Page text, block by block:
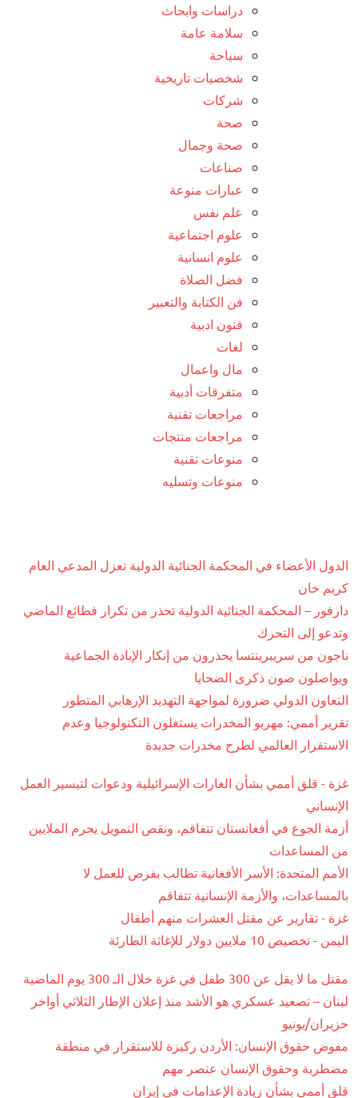
دراسات وابحاث
سلامة عامة
سياحة
شخصيات تاريخية
شركات
صحة
صحة وجمال
صناعات
عبارات منوعة
علم نفس
علوم اجتماعية
علوم انسانية
فضل الصلاة
فن الكتابة والتعبير
فنون ادبية
لغات
مال واعمال
متفرقات أدبية
مراجعات تقنية
مراجعات منتجات
منوعات تقنية
منوعات وتسليه
الدول الأعضاء في المحكمة الجنائية الدولية تعزل المدعي العام
كريم خان
دارفور – المحكمة الجنائية الدولية تحذر من تكرار فظائع الماضي
وتدعو إلى التحرك
ناجون من سريبرينتسا يحذرون من إنكار الإبادة الجماعية
ويواصلون صون ذكرى الضحايا
التعاون الدولي ضرورة لمواجهة التهديد الإرهابي المتطور
تقرير أممي: مهربو المخدرات يستغلون التكنولوجيا وعدم
الاستقرار العالمي لطرح مخدرات جديدة
غزة - قلق أممي بشأن الغارات الإسرائيلية ودعوات لتيسير العمل
الإنساني
أزمة الجوع في أفغانستان تتفاقم، ونقص التمويل يحرم الملايين
من المساعدات
الأمم المتحدة: الأسر الأفغانية تطالب بفرص للعمل لا
بالمساعدات، والأزمة الإنسانية تتفاقم
غزة - تقارير عن مقتل العشرات منهم أطفال
اليمن - تخصيص 10 ملايين دولار للإغاثة الطارئة
مقتل ما لا يقل عن 300 طفل في غزة خلال الـ 300 يوم الماضية
لبنان – تصعيد عسكري هو الأشد منذ إعلان الإطار الثلاثي أواخر
حزيران/يونيو
مفوض حقوق الإنسان: الأردن ركيزة للاستقرار في منطقة
مضطربة وحقوق الإنسان عنصر مهم
قلق أممي بشأن زيادة الإعدامات في إيران